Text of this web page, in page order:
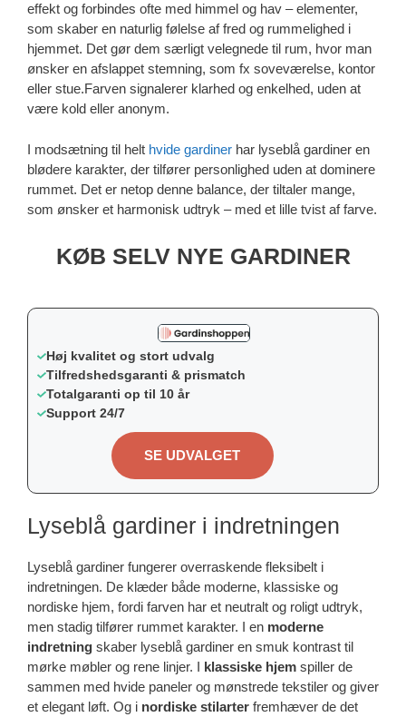
effekt og forbindes ofte med himmel og hav – elementer,
som skaber en naturlig følelse af fred og rummelighed i
hjemmet. Det gør dem særligt velegnede til rum, hvor man
ønsker en afslappet stemning, som fx soveværelse, kontor
eller stue.Farven signalerer klarhed og enkelhed, uden at
være kold eller anonym.
I modsætning til helt hvide gardiner har lyseblå gardiner en
blødere karakter, der tilfører personlighed uden at dominere
rummet. Det er netop denne balance, der tiltaler mange,
som ønsker et harmonisk udtryk – med et lille tvist af farve.
KØB SELV NYE GARDINER
Høj kvalitet og stort udvalg
Tilfredshedsgaranti & prismatch
Totalgaranti op til 10 år
Support 24/7
SE UDVALGET
Lyseblå gardiner i indretningen
Lyseblå gardiner fungerer overraskende fleksibelt i
indretningen. De klæder både moderne, klassiske og
nordiske hjem, fordi farven har et neutralt og roligt udtryk,
men stadig tilfører rummet karakter. I en moderne
indretning skaber lyseblå gardiner en smuk kontrast til
mørke møbler og rene linjer. I klassiske hjem spiller de
sammen med hvide paneler og mønstrede tekstiler og giver
et elegant løft. Og i nordiske stilarter fremhæver de det